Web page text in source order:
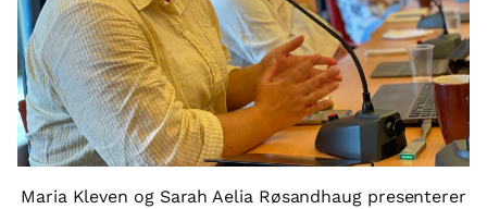
Maria Kleven og Sarah Aelia Røsandhaug presenterer